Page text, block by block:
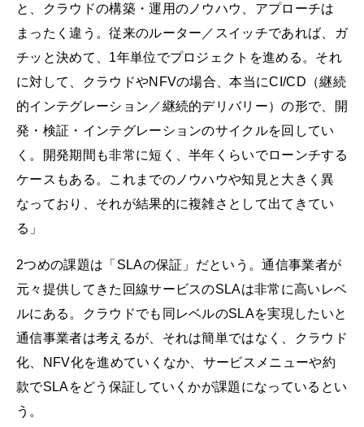
と、クラウドの構築・運用のノウハウ、アプローチは
まったく違う。従来のルーター／スイッチであれば、ガ
チッと決めて、1年単位でプロジェクトを進める。それ
に対して、クラウドやNFVの場合、本当にCI/CD（継続
的インテグレーション／継続的デリバリー）の形で、開
発・検証・インテグレーションのサイクルを回してい
く。開発期間も非常に短く、半年くらいでローンチする
ケースもある。これまでのノウハウや知見と大きく異
なっており、それが結果的に複雑さとして出てきてい
る」
2つめの課題は「SLAの保証」だという。通信事業者が
元々提供してきた回線サービスのSLAは非常に高いレベ
ルにある。クラウドでも同レベルのSLAを実現したいと
通信事業者は考えるが、それは簡単ではなく、クラウド
化、NFV化を進めていくなか、サービスメニューや約
款でSLAをどう保証していくかが課題になっているとい
う。